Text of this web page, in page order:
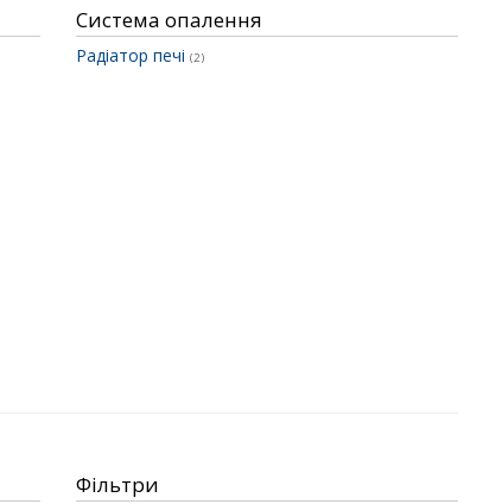
Система опалення
Радіатор печі (2)
Фільтри